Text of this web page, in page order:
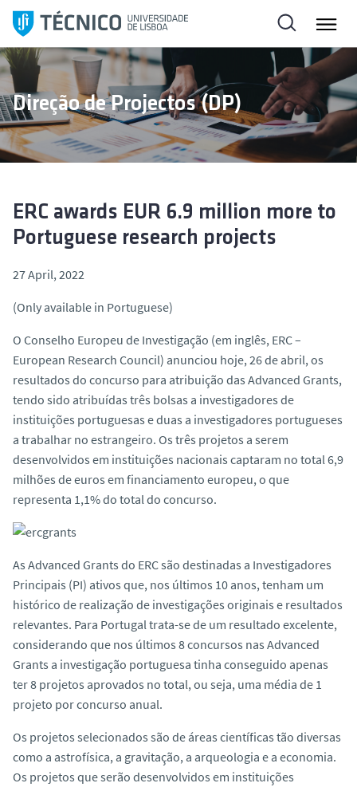
i
p
o
c
o
Direção de Projectos (DP)
ERC awards EUR 6.9 million more to
Portuguese research projects
27 April, 2022
(Only available in Portuguese)
O Conselho Europeu de Investigação (em inglês, ERC –
European Research Council) anunciou hoje, 26 de abril, os
resultados do concurso para atribuição das Advanced Grants,
tendo sido atribuídas três bolsas a investigadores de
instituições portuguesas e duas a investigadores portugueses
a trabalhar no estrangeiro. Os três projetos a serem
desenvolvidos em instituições nacionais captaram no total 6,9
milhões de euros em financiamento europeu, o que
representa 1,1% do total do concurso.
As Advanced Grants do ERC são destinadas a Investigadores
Principais (PI) ativos que, nos últimos 10 anos, tenham um
histórico de realização de investigações originais e resultados
relevantes. Para Portugal trata-se de um resultado excelente,
considerando que nos últimos 8 concursos nas Advanced
Grants a investigação portuguesa tinha conseguido apenas
ter 8 projetos aprovados no total, ou seja, uma média de 1
projeto por concurso anual.
Os projetos selecionados são de áreas científicas tão diversas
como a astrofísica, a gravitação, a arqueologia e a economia.
Os projetos que serão desenvolvidos em instituições